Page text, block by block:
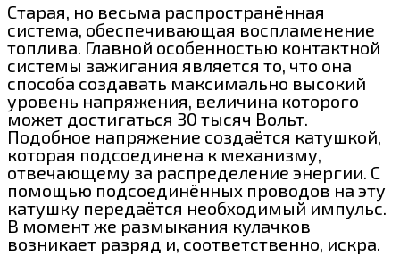
Старая, но весьма распространённая
система, обеспечивающая воспламенение
топлива. Главной особенностью контактной
системы зажигания является то, что она
способа создавать максимально высокий
уровень напряжения, величина которого
может достигаться 30 тысяч Вольт.
Подобное напряжение создаётся катушкой,
которая подсоединена к механизму,
отвечающему за распределение энергии. С
помощью подсоединённых проводов на эту
катушку передаётся необходимый импульс.
В момент же размыкания кулачков
возникает разряд и, соответственно, искра.